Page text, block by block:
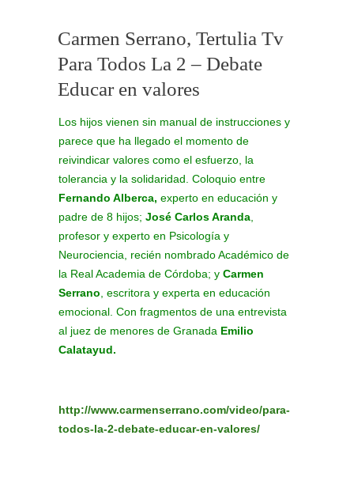
Carmen Serrano, Tertulia Tv
Para Todos La 2 – Debate
Educar en valores
Los hijos vienen sin manual de instrucciones y
parece que ha llegado el momento de
reivindicar valores como el esfuerzo, la
tolerancia y la solidaridad. Coloquio entre
Fernando Alberca, experto en educación y
padre de 8 hijos; José Carlos Aranda
profesor y experto en Psicología y
Neurociencia, recién nombrado Académico de
la Real Academia de Córdoba; y Carmen
Serrano , escritora y experta en educación
emocional. Con fragmentos de una entrevista
al juez de menores de Granada Emilio
Calatayud.
http://www.carmenserrano.com/video/para-
todos-la-2-debate-educar-en-valores/